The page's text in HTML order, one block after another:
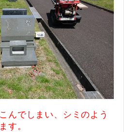
んでしまい、シミのよう
す。